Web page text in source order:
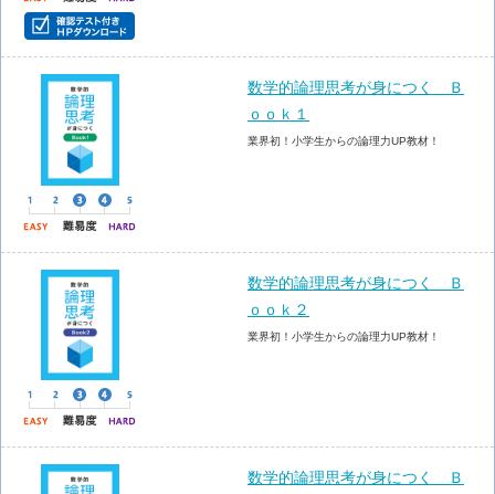
数学的論理思考が身につく Ｂ
ｏｏｋ１
業界初！小学生からの論理力UP教材！
数学的論理思考が身につく Ｂ
ｏｏｋ２
業界初！小学生からの論理力UP教材！
数学的論理思考が身につく Ｂ